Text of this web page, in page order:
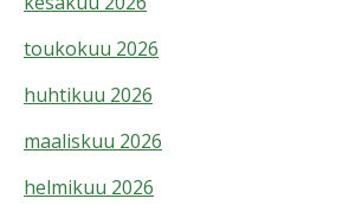
toukokuu 2026
huhtikuu 2026
maaliskuu 2026
helmikuu 2026